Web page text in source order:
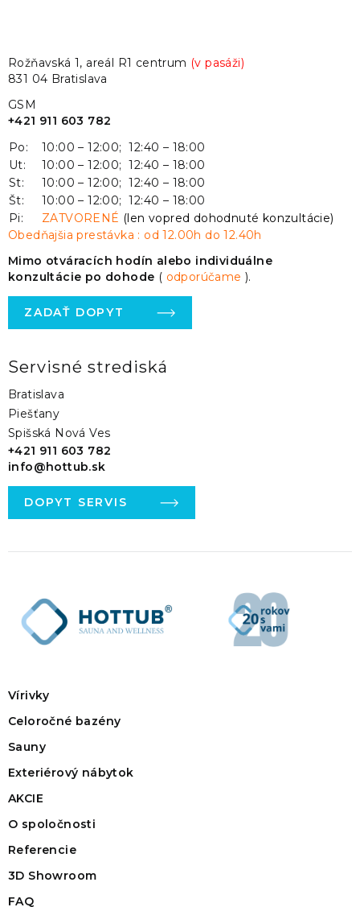
Rožňavská 1, areál R1 centrum (v pasáži)
831 04 Bratislava
GSM
+421 911 603 782
Po:
10:00 – 12:00; 12:40 – 18:00
Ut:
10:00 – 12:00; 12:40 – 18:00
St:
10:00 – 12:00; 12:40 – 18:00
Št:
10:00 – 12:00; 12:40 – 18:00
Pi:
ZATVORENÉ (len vopred dohodnuté konzultácie)
Obedňajšia prestávka : od 12.00h do 12.40h
Mimo otváracích hodín alebo individuálne
konzultácie po dohode ( odporúčame).
ZADAŤ DOPYT
Servisné strediská
Bratislava
Piešťany
Spišská Nová Ves
+421 911 603 782
info@hottub.sk
DOPYT SERVIS
Vírivky
Celoročné bazény
Sauny
Exteriérový nábytok
AKCIE
O spoločnosti
Referencie
3D Showroom
FAQ